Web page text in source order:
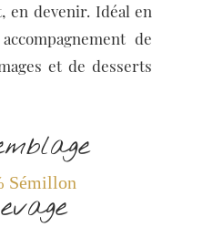
en devenir. Idéal en
de
et de desserts
Sémillon